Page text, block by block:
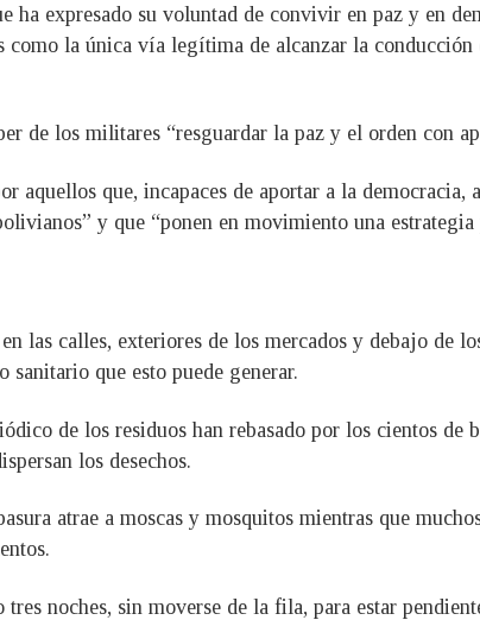
ha expresado su voluntad de convivir en paz y en
la única vía legítima de alcanzar la conducción
de los militares “resguardar la paz y el orden con
aquellos que, incapaces de aportar a la
y que “ponen en movimiento una
las calles, exteriores de los mercados y debajo de
sanitario que esto puede generar.
de los residuos han rebasado por los cientos de
los desechos.
atrae a moscas y mosquitos mientras que
noches, sin moverse de la fila, para estar